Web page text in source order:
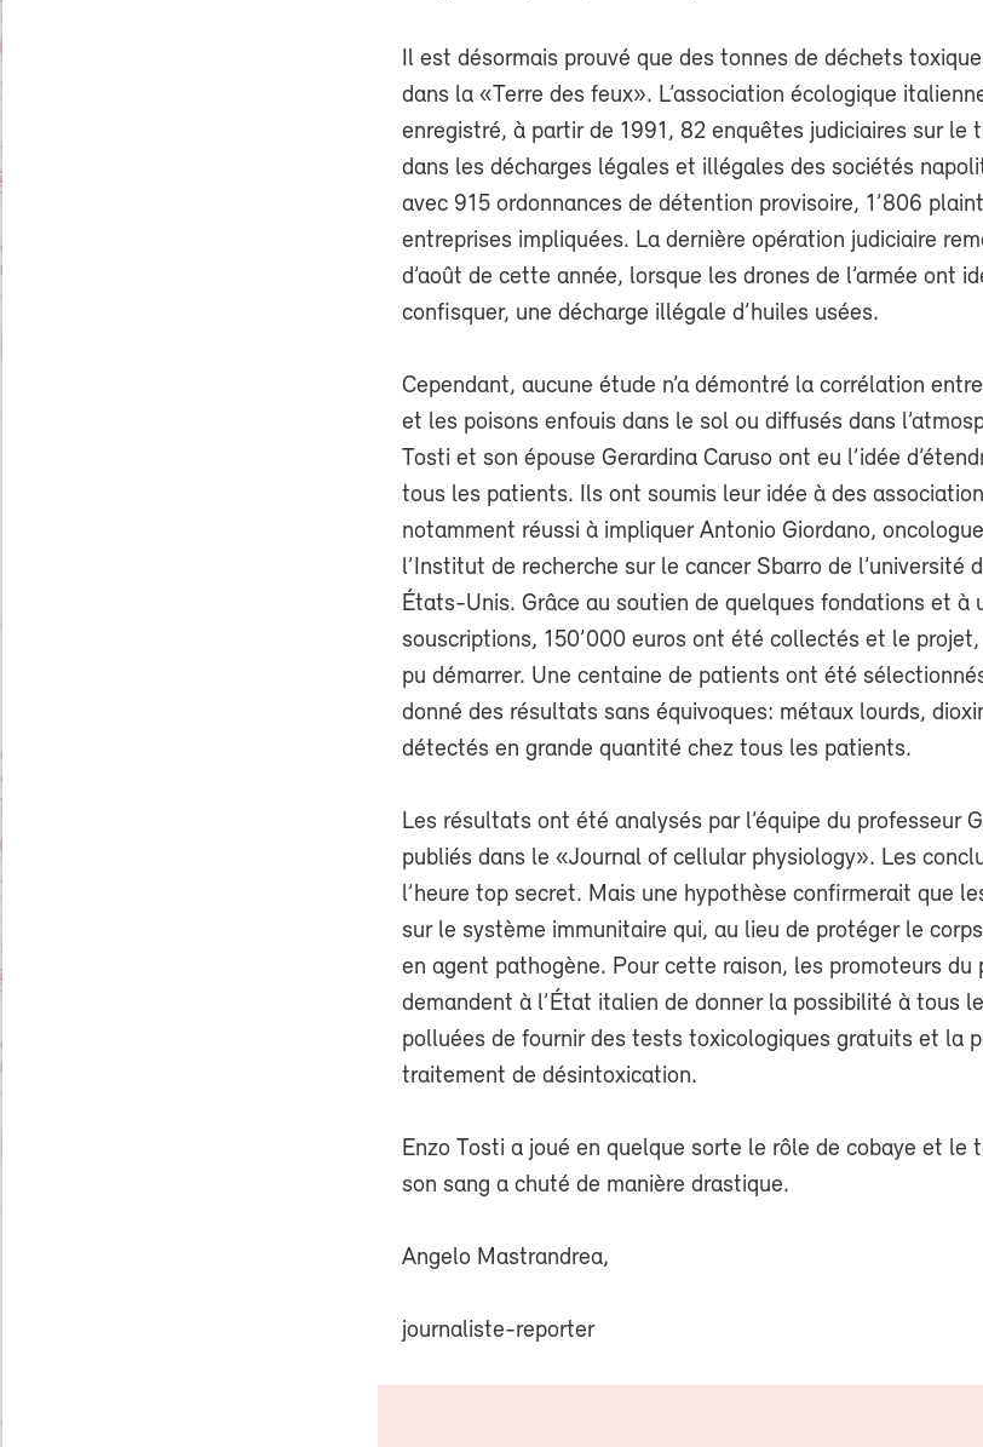
Il est désormais prouvé que des tonnes de déchets
dans la «Terre des feux». L’association écologique
enregistré, à partir de 1991, 82 enquêtes judiciaires sur le
dans les décharges légales et illégales des sociétés
avec 915 ordonnances de détention provisoire, 1’806
entreprises impliquées. La dernière opération judiciaire
d’août de cette année, lorsque les drones de l’armée ont
confisquer, une décharge illégale d’huiles usées.
Cependant, aucune étude n’a démontré la corrélation
et les poisons enfouis dans le sol ou diffusés dans
Tosti et son épouse Gerardina Caruso ont eu l’idée
tous les patients. Ils ont soumis leur idée à des
notamment réussi à impliquer Antonio Giordano,
l’Institut de recherche sur le cancer Sbarro de l’université
États-Unis. Grâce au soutien de quelques fondations et à
souscriptions, 150’000 euros ont été collectés et le
pu démarrer. Une centaine de patients ont été
donné des résultats sans équivoques: métaux lourds,
détectés en grande quantité chez tous les patients.
Les résultats ont été analysés par l’équipe du professeur
publiés dans le «Journal of cellular physiology». Les
l’heure top secret. Mais une hypothèse confirmerait que
sur le système immunitaire qui, au lieu de protéger le
en agent pathogène. Pour cette raison, les promoteurs du
demandent à l’État italien de donner la possibilité à tous
polluées de fournir des tests toxicologiques gratuits et la
traitement de désintoxication.
Enzo Tosti a joué en quelque sorte le rôle de cobaye et le
son sang a chuté de manière drastique.
Angelo Mastrandrea,
journaliste-reporter